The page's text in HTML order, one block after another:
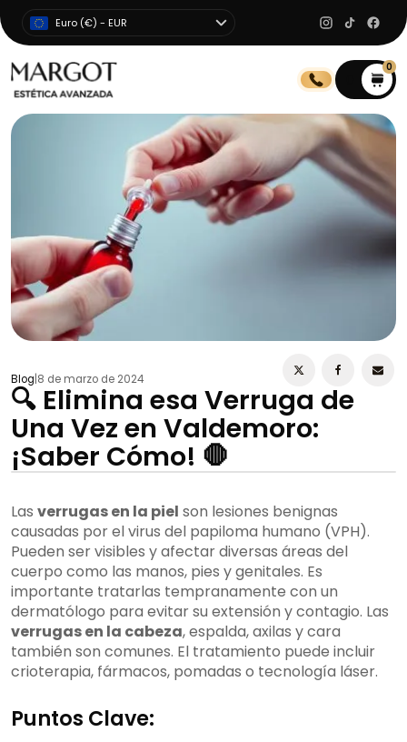
Euro (€) - EUR
0
Blog 8 de marzo de 2024
🔍 Elimina esa Verruga de
Una Vez en Valdemoro:
¡Saber Cómo! 🛑
Las verrugas en la piel son lesiones benignas
causadas por el virus del papiloma humano (VPH).
Pueden ser visibles y afectar diversas áreas del
cuerpo como las manos, pies y genitales. Es
importante tratarlas tempranamente con un
dermatólogo para evitar su extensión y contagio. Las
verrugas en la cabeza, espalda, axilas y cara
también son comunes. El tratamiento puede incluir
crioterapia, fármacos, pomadas o tecnología láser.
Puntos Clave: